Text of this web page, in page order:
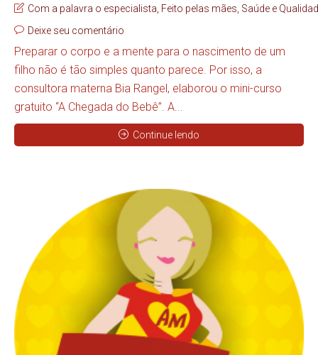
Com a palavra o especialista Feito pelas mães Saúde e
Deixe seu comentário
Preparar o corpo e a mente para o nascimento de um
filho não é tão simples quanto parece. Por isso, a
consultora materna Bia Rangel, elaborou o mini-curso
gratuito “A Chegada do Bebê”. A...
Continue lendo